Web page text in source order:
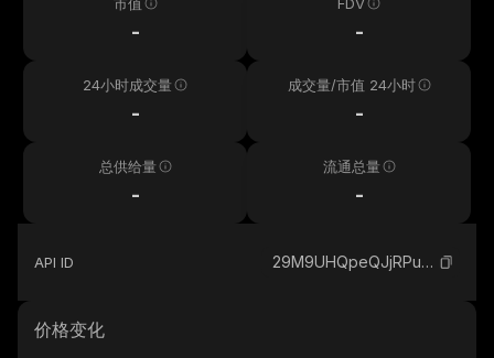
- -
24小时成交量
-
成交量/市值 24小时
-
总供给量
-
流通总量
-
API ID 29M9UHQpeQJjRPuJKgNjqi8JLWXN4qcMw3eSvkk8KRXV_solana
价格变化